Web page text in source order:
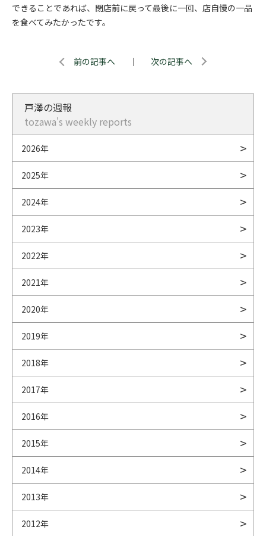
できることであれば、閉店前に戻って最後に一回、店自慢の一品
を食べてみたかったです。
前の記事へ ｜ 次の記事へ
戸澤の週報
tozawa's weekly reports
2026年
2025年
2024年
2023年
2022年
2021年
2020年
2019年
2018年
2017年
2016年
2015年
2014年
2013年
2012年